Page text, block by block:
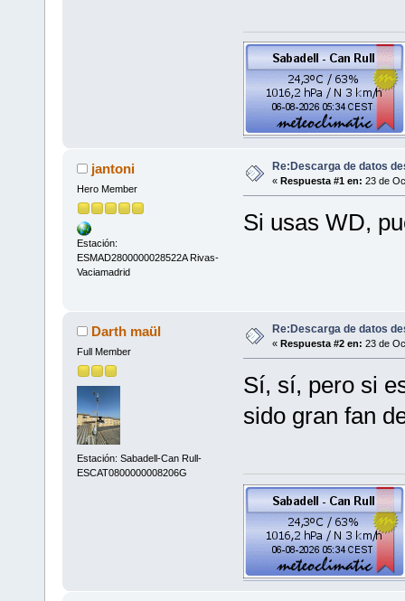
jantoni
Hero Member
Estación:
ESMAD2800000028522A Rivas-
Vaciamadrid
Re:Descarga de datos
« Respuesta #1 en: 23 de
Si usas WD,
Darth maül
Full Member
Estación: Sabadell-Can Rull-
ESCAT0800000008206G
Re:Descarga de datos
« Respuesta #2 en: 23 de
Sí, sí, pero si
sido gran fan